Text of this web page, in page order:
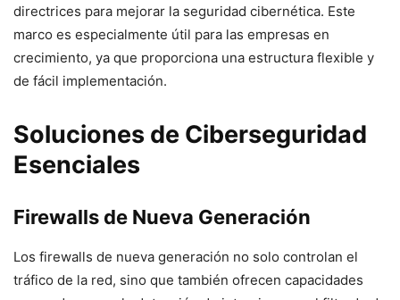
directrices para mejorar la seguridad cibernética. Este
marco es especialmente útil para las empresas en
crecimiento, ya que proporciona una estructura flexible y
de fácil implementación.
Soluciones de Ciberseguridad
Esenciales
Firewalls de Nueva Generación
Los firewalls de nueva generación no solo controlan el
tráfico de la red, sino que también ofrecen capacidades